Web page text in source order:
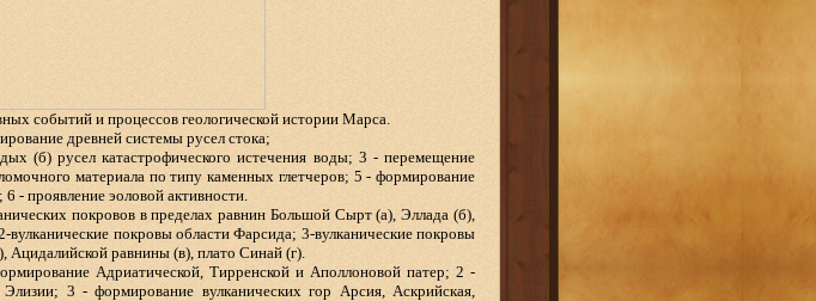
событий и процессов геологической истории Марса.
древней системы русел стока;
(б) русел катастрофического истечения воды; 3 - перемещение
материала по типу каменных глетчеров; 5 - формирование
- проявление эоловой активности.
покровов в пределах равнин Большой Сырт (а), Эллада (б),
вулканические покровы области Фарсида; 3-вулканические покровы
Ацидалийской равнины (в), плато Синай (г).
Адриатической, Тирренской и Аполлоновой патер; 2 -
3 - формирование вулканических гор Арсия, Аскрийская,